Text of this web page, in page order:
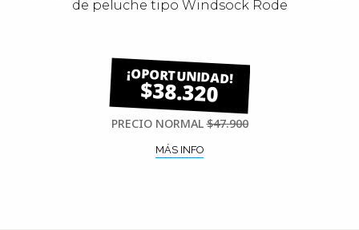
de peluche tipo Windsock Rode
$38.320
PRECIO NORMAL$47.900
MÁS INFO